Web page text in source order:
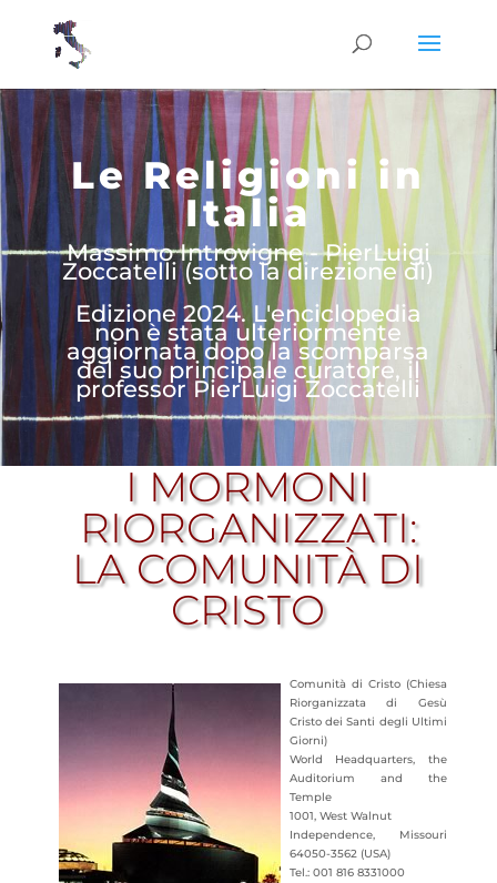
Le Religioni in
Italia
Massimo Introvigne - PierLuigi
Zoccatelli (sotto la direzione di)
Edizione 2024. L'enciclopedia
non è stata ulteriormente
aggiornata dopo la scomparsa
del suo principale curatore, il
professor PierLuigi Zoccatelli
I MORMONI
RIORGANIZZATI:
LA COMUNITÀ DI
CRISTO
Comunità di Cristo (Chiesa
Riorganizzata di Gesù
Cristo dei Santi degli Ultimi
Giorni)
World Headquarters, the
Auditorium and the
Temple
1001, West Walnut
Independence, Missouri
64050-3562 (USA)
Tel.: 001 816 8331000